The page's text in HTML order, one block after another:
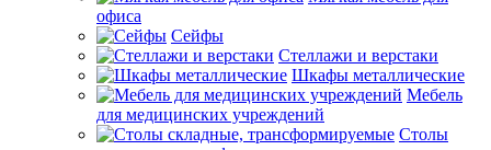
офиса
Сейфы
Стеллажи и верстаки
Шкафы металлические
Мебель
для медицинских учреждений
Столы